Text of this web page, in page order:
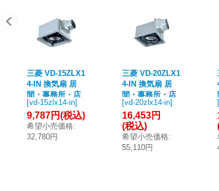
三菱 VD-15ZLX1
4-IN 換気扇 居
間・事務所・店
舗 ダクト用換気
扇 天井埋込形 24
時間換気機能付
低騒音形 グリル
[vd-15zlx14-in]
9,787円(税込)
希望小売価格:
32,780円
三菱 VD-20ZLX1
4-IN 換気扇 居
間・事務所・店
舗 ダクト用換気
扇 天井埋込形 24
時間換気機能付
低騒音形 グリル
別売タイプ (VD-
[vd-20zlx14-in]
16,453円
(税込)
希望小売価格:
55,110円
[